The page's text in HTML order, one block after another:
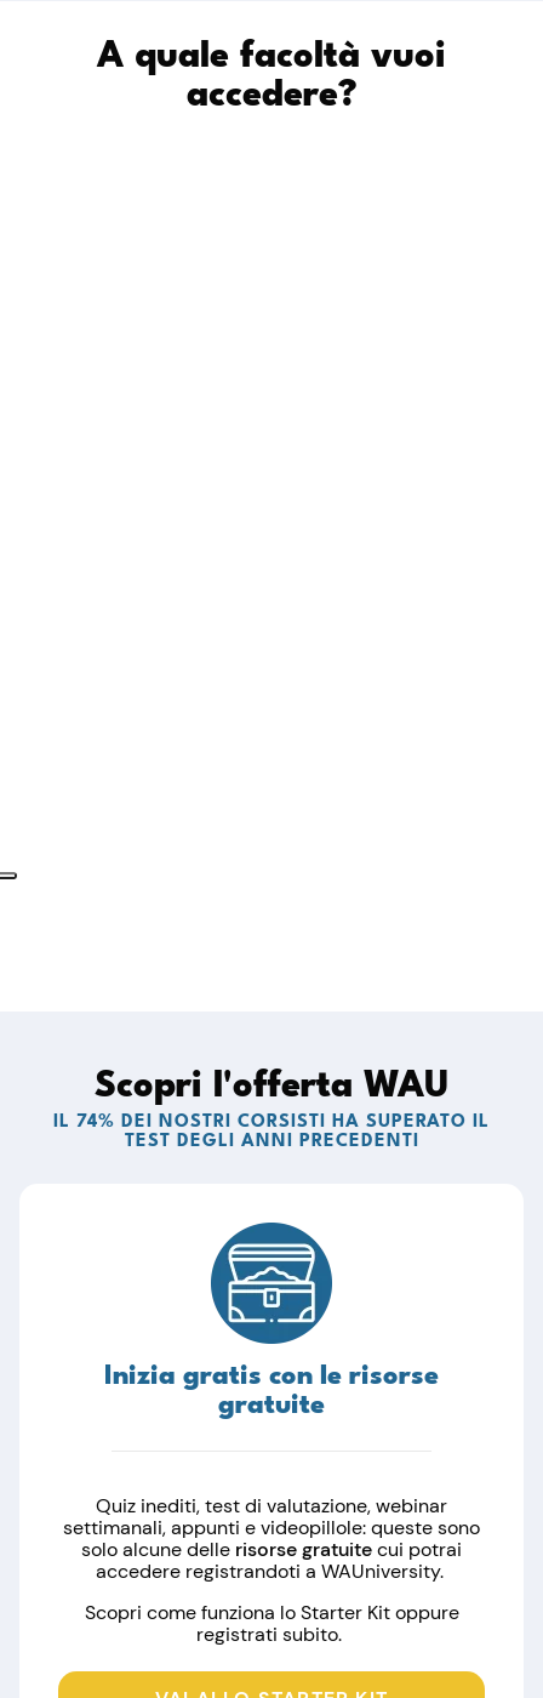
A quale facoltà vuoi
accedere?
Scopri l'offerta WAU
IL 74% DEI NOSTRI CORSISTI HA SUPERATO IL
TEST DEGLI ANNI PRECEDENTI
Inizia gratis con le risorse
gratuite
Quiz inediti, test di valutazione, webinar
settimanali, appunti e videopillole: queste sono
solo alcune delle risorse gratuitecui potrai
accedere registrandoti a WAUniversity.
Scopri come funziona lo Starter Kit oppure
registrati subito.